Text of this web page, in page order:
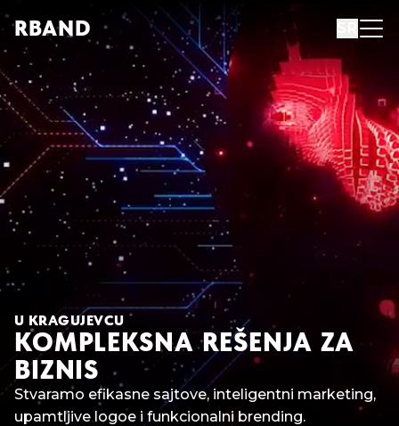
RBAND
KOMPLEKSNA REŠENJA ZA
BIZNIS
U KRAGUJEVCU
Stvaramo efikasne sajtove, inteligentni marketing,
upamtljive logoe i funkcionalni brending.